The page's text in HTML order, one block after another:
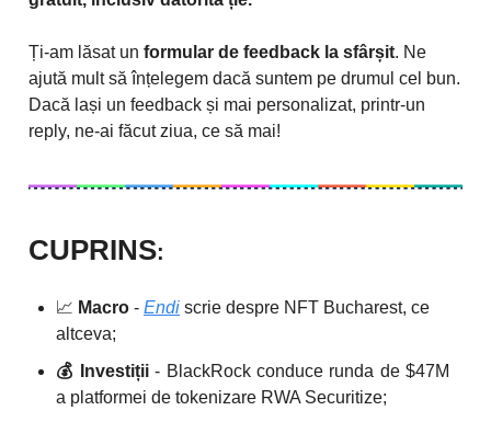
Ți-am lăsat un formular de feedback la sfârșit. Ne
ajută mult să înțelegem dacă suntem pe drumul cel bun.
Dacă lași un feedback și mai personalizat, printr-un
reply, ne-ai făcut ziua, ce să mai!
CUPRINS:
📈 Macro - Endi scrie despre NFT Bucharest, ce
altceva;
💰 Investiții- BlackRock conduce runda de $47M
a platformei de tokenizare RWA Securitize;